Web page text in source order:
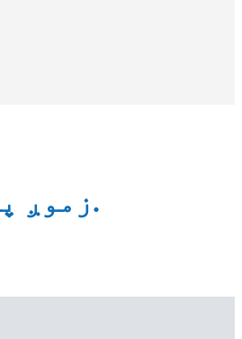
زموږ په شرکت کې د سوداګرۍ کولو لپاره له نړیوال څخه پیرودونکي.